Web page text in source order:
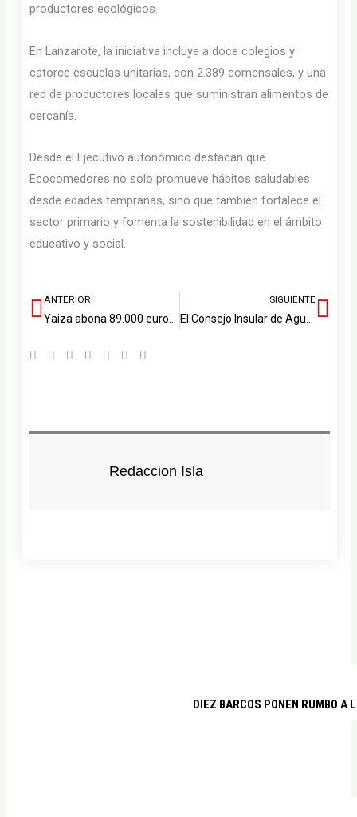
productores ecológicos.
En Lanzarote, la iniciativa incluye a doce colegios y
catorce escuelas unitarias, con 2.389 comensales, y una
red de productores locales que suministran alimentos de
cercanía.
Desde el Ejecutivo autonómico destacan que
Ecocomedores no solo promueve hábitos saludables
desde edades tempranas, sino que también fortalece el
sector primario y fomenta la sostenibilidad en el ámbito
educativo y social.
Ant
ANTERIOR SIGUIENTE
Redaccion Isla
DIEZ BARCOS PONEN RUMBO A